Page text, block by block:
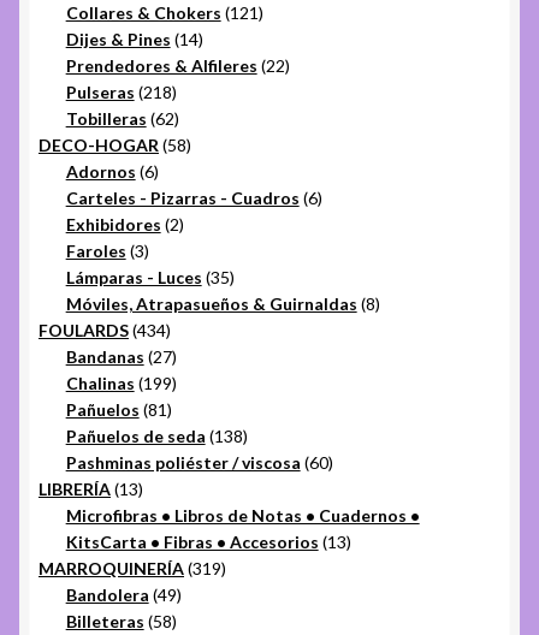
productos
Collares & Chokers 121121
Dijes & Pines 1414
productos
Prendedores & Alfileres 2222
Pulseras 218218
productos
Tobilleras 6262
productos
DECO-HOGAR 5858
Adornos 66
productos
Carteles - Pizarras - Cuadros 66
Exhibidores 22
Faroles 33
productos
Lámparas - Luces 3535
productos
Móviles, Atrapasueños & Guirnaldas 88
FOULARDS 434434
productos
Bandanas 2727
productos
Chalinas 199199
productos
Pañuelos 8181
productos
Pañuelos de seda 138138
productos
Pashminas poliéster / viscosa 6060
LIBRERÍA 1313
productos
Microfibras • Libros de Notas • Cuadernos •
KitsCarta • Fibras • Accesorios 1313
MARROQUINERÍA 319319
Bandolera 4949
productos
Billeteras 5858